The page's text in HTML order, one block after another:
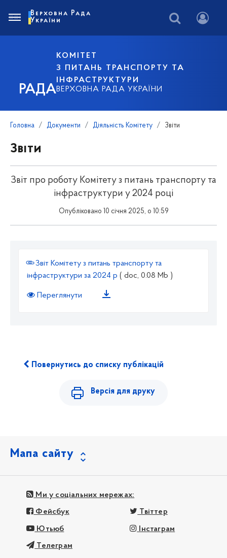
РАДА
КОМІТЕТ
З ПИТАНЬ ТРАНСПОРТУ ТА
ІНФРАСТРУКТУРИ
ВЕРХОВНА РАДА УКРАЇНИ
Верховна Рада
України
Головна Документи Діяльність Комітету Звіти
Звіти
Звіт про роботу Комітету з питань транспорту та
інфраструктури у 2024 році
Опубліковано 10 січня 2025, о 10:59
Звіт Комітету з питань транспорту та
інфраструктури за 2024 р ( doc, 0.08 Mb )
Переглянути
Повернутись до списку публікацій
Версія для друку
Мапа сайту
Ми у соціальних мережах:
Фейсбук Твіттер
Ютьюб Інстаграм
Телеграм